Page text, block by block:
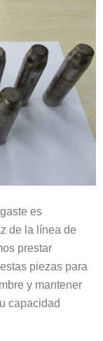
es
de la línea de
prestar
piezas para
y mantener
capacidad